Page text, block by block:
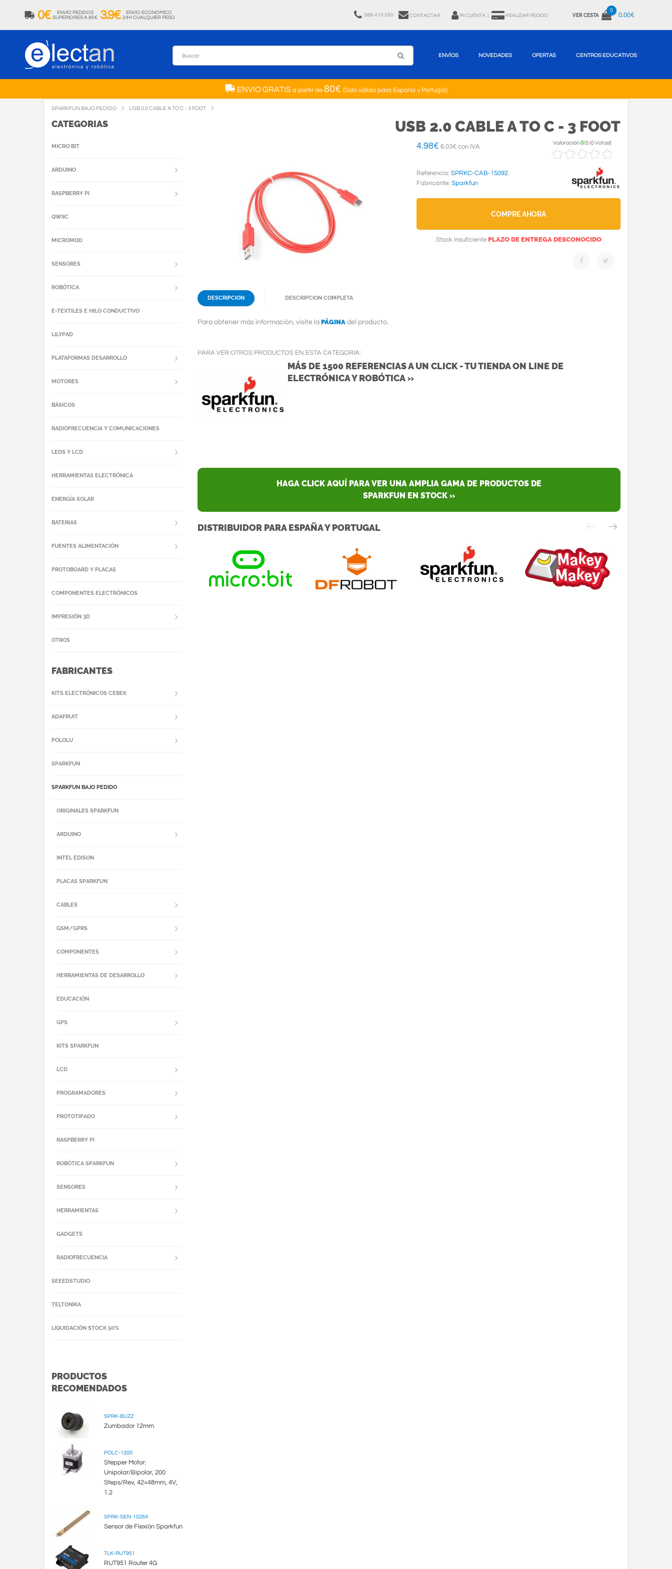
0€
ENVIO PEDIDOS
SUPERIORES A 80€ 3.9€
ENVIO ECONOMICO
24H CUALQUIER PESO
966 410 250 CONTACTAR MI CUENTA REALIZAR PEDIDO VER CESTA
0
0.00€
ENVÍOS NOVEDADES OFERTAS CENTROS EDUCATIVOS
ENVIO GRATISa partir de 80€ (Solo válido para España y Portugal)
SPARKFUN BAJO PEDIDO USB 2.0 CABLE A TO C - 3 FOOT
USB 2.0 CABLE A TO C - 3 FOOT
4.98€ 6.03€ con IVA
Valoración0/5(0 Votos!)
Referencia: SPRKC-CAB-15092
Fabricante: Sparkfun
COMPRE AHORA
Stock Insuficiente PLAZO DE ENTREGA DESCONOCIDO
DESCRIPCION DESCRIPCION COMPLETA
Para obtener más información, visite la PÁGINA del producto.
PARA VER OTROS PRODUCTOS EN ESTA CATEGORIA:
MÁS DE 1500 REFERENCIAS A UN CLICK - TU TIENDA ON LINE DE
ELECTRÓNICA Y ROBÓTICA »
HAGA CLICK AQUÍ PARA VER UNA AMPLIA GAMA DE PRODUCTOS DE
SPARKFUN EN STOCK »
DISTRIBUIDOR PARA ESPAÑA Y PORTUGAL
CATEGORIAS
MICRO:BIT
ARDUINO
RASPBERRY PI
QWIIC
MICROMOD
SENSORES
ROBÓTICA
E-TEXTILES E HILO CONDUCTIVO
LILYPAD
PLATAFORMAS DESARROLLO
MOTORES
BÁSICOS
RADIOFRECUENCIA Y COMUNICACIONES
LEDS Y LCD
HERRAMIENTAS ELECTRÓNICA
ENERGÍA SOLAR
BATERIAS
FUENTES ALIMENTACIÓN
PROTOBOARD Y PLACAS
COMPONENTES ELECTRÓNICOS
IMPRESIÓN 3D
OTROS
FABRICANTES
KITS ELECTRÓNICOS CEBEK
ADAFRUIT
POLOLU
SPARKFUN
SPARKFUN BAJO PEDIDO
ORIGINALES SPARKFUN
ARDUINO
INTEL EDISON
PLACAS SPARKFUN
CABLES
GSM/GPRS
COMPONENTES
HERRAMIENTAS DE DESARROLLO
EDUCACIÓN
GPS
KITS SPARKFUN
LCD
PROGRAMADORES
PROTOTIPADO
RASPBERRY PI
ROBÓTICA SPARKFUN
SENSORES
HERRAMIENTAS
GADGETS
RADIOFRECUENCIA
SEEEDSTUDIO
TELTONIKA
LIQUIDACIÓN STOCK 50%
PRODUCTOS
RECOMENDADOS
SPRK-BUZZ
Zumbador 12mm
POLC-1200
Stepper Motor:
Unipolar/Bipolar, 200
Steps/Rev, 42×48mm, 4V,
1.2
SPRK-SEN-10264
Sensor de Flexión Sparkfun
TLK-RUT951
RUT951 Router 4G